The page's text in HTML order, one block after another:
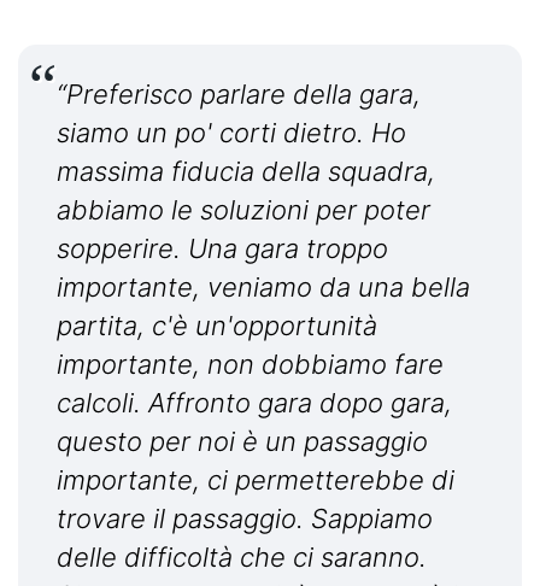
“Preferisco parlare della gara,
siamo un po' corti dietro. Ho
massima fiducia della squadra,
abbiamo le soluzioni per poter
sopperire. Una gara troppo
importante, veniamo da una bella
partita, c'è un'opportunità
importante, non dobbiamo fare
calcoli. Affronto gara dopo gara,
questo per noi è un passaggio
importante, ci permetterebbe di
trovare il passaggio. Sappiamo
delle difficoltà che ci saranno.